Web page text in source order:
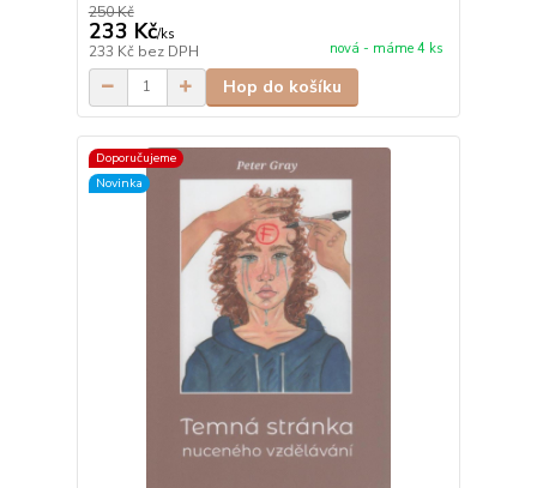
250 Kč
233 Kč/ks
233 Kč bez DPH nová - máme 4 ks
Hop do košíku
Doporučujeme
Novinka